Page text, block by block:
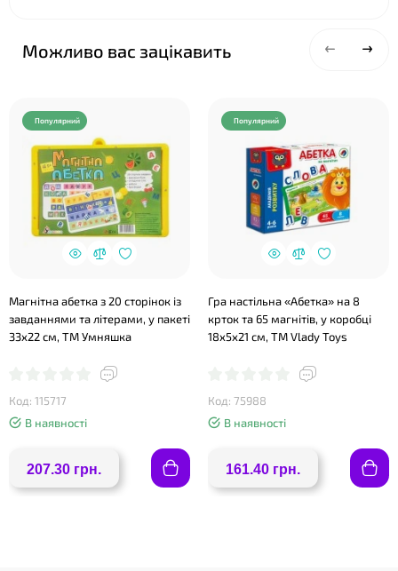
Можливо вас зацікавить
Популярний
Магнітна абетка з 20 сторінок із
завданнями та літерами, у пакеті
33х22 см, ТМ Умняшка
Код: 115717
В наявності
207.30 грн.
Популярний
Гра настільна «Абетка» на 8
крток та 65 магнітів, у коробці
18х5х21 см, ТМ Vlady Toys
Код: 75988
В наявності
161.40 грн.